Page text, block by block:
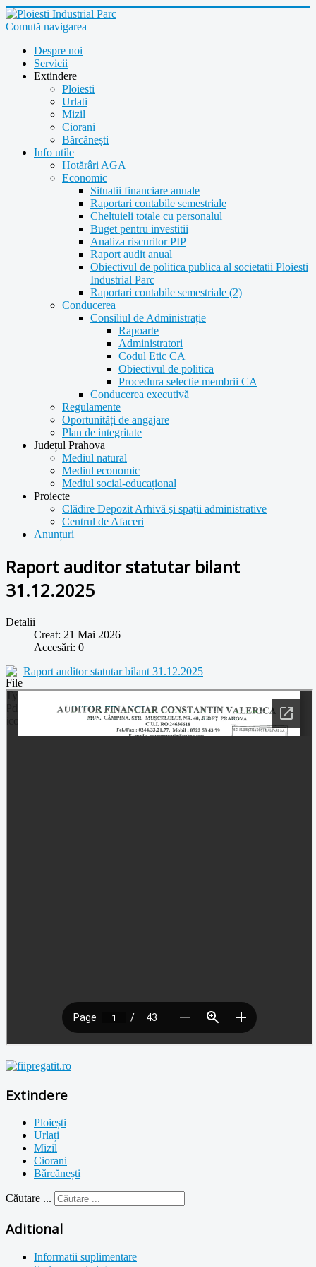
Comută navigarea
Despre noi
Servicii
Extindere
Ploiesti
Urlati
Mizil
Ciorani
Bărcănești
Info utile
Hotărâri AGA
Economic
Situatii financiare anuale
Raportari contabile semestriale
Cheltuieli totale cu personalul
Buget pentru investitii
Analiza riscurilor PIP
Raport audit anual
Obiectivul de politica publica al societatii Ploiesti
Industrial Parc
Raportari contabile semestriale (2)
Conducerea
Consiliul de Administrație
Rapoarte
Administratori
Codul Etic CA
Obiectivul de politica
Procedura selectie membrii CA
Conducerea executivă
Regulamente
Oportunități de angajare
Plan de integritate
Județul Prahova
Mediul natural
Mediul economic
Mediul social-educațional
Proiecte
Clădire Depozit Arhivă și spații administrative
Centrul de Afaceri
Anunțuri
Raport auditor statutar bilant
31.12.2025
Detalii
Creat: 21 Mai 2026
Accesări: 0
Raport auditor statutar bilant 31.12.2025
Extindere
Ploiești
Urlați
Mizil
Ciorani
Bărcănești
Căutare ...
Aditional
Informatii suplimentare